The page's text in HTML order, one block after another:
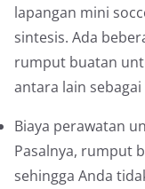
lapangan mini
sintesis. Ada
rumput buatan
antara lain
Biaya perawatan
Pasalnya, rumput
sehingga Anda